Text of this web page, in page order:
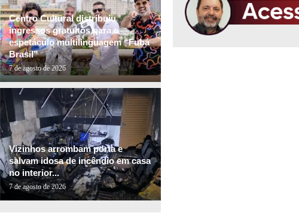
Centro Cultural distribuiu
ingressos gratuitos para o
espetáculo multilinguagem “Fubá
Brasil”
7 de agosto de 2026
Vizinhos arrombam porta e
salvam idosa de incêndio em casa
no interior...
7 de agosto de 2026